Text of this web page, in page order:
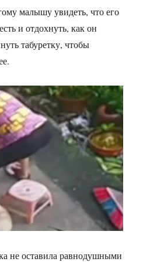
малышу увидеть, что его
и отдохнуть, как он
табуретку, чтобы
не оставила равнодушными